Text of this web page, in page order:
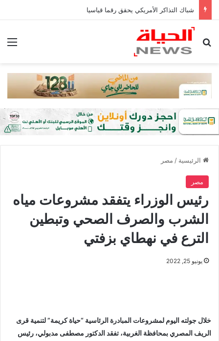
شباك التذاكر الأمريكي يحقق رقما قياسيا
بحث عن
الرئيسية / مصر
مصر
رئيس الوزراء يتفقد مشروعات مياه
الشرب والصرف الصحي وتبطين
الترع في نهطاي بزفتي
يونيو 25, 2022
خلال جولته اليوم لمشروعات المبادرة الرئاسية “حياة كريمة” لتنمية قرى
الريف المصري بمحافظة الغربية، تفقد الدكتور مصطفى مدبولي، رئيس